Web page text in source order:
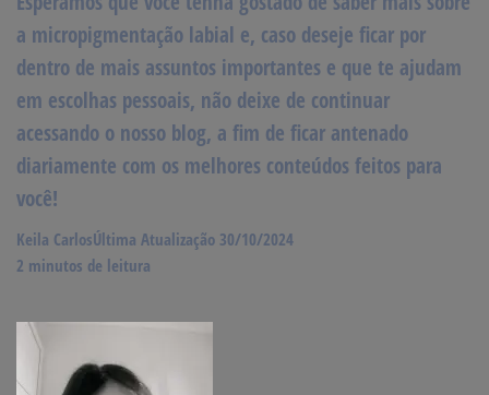
a micropigmentação labial e, caso deseje ficar por
dentro de mais assuntos importantes e que te ajudam
em escolhas pessoais, não deixe de continuar
acessando o nosso blog, a fim de ficar antenado
diariamente com os melhores conteúdos feitos para
você!
Keila CarlosÚltima Atualização 30/10/2024
2 minutos de leitura